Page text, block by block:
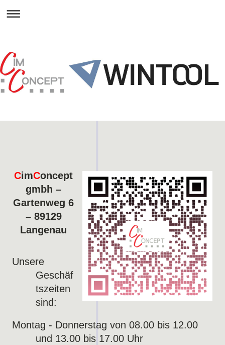
CimConcept
gmbh –
Gartenweg 6
– 89129
Langenau
Unsere
Geschäf
tszeiten
sind:
Montag - Donnerstag von 08.00 bis 12.00
und 13.00 bis 17.00 Uhr